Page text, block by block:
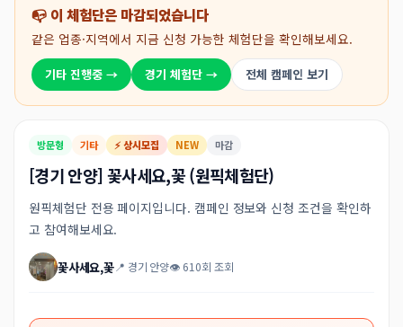
📭 이 체험단은 마감되었습니다
같은 업종·지역에서 지금 신청 가능한 체험단을 확인해보세요.
기타 진행중 → 경기 체험단 → 전체 캠페인 보기
방문형 기타 ⚡ 상시모집 NEW 마감
[경기 안양] 꽃사세요,꽃 (원픽체험단)
원픽체험단 전용 페이지입니다. 캠페인 정보와 신청 조건을 확인하
고 참여해보세요.
꽃사세요,꽃📍 경기 안양👁 610회 조회